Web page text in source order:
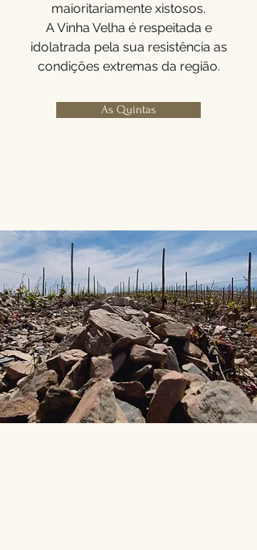
maioritariamente xistosos.
A Vinha Velha é respeitada e
idolatrada pela sua resistência as
condições extremas da região.
As Quintas